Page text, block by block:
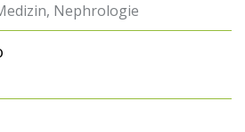
Nephrologie